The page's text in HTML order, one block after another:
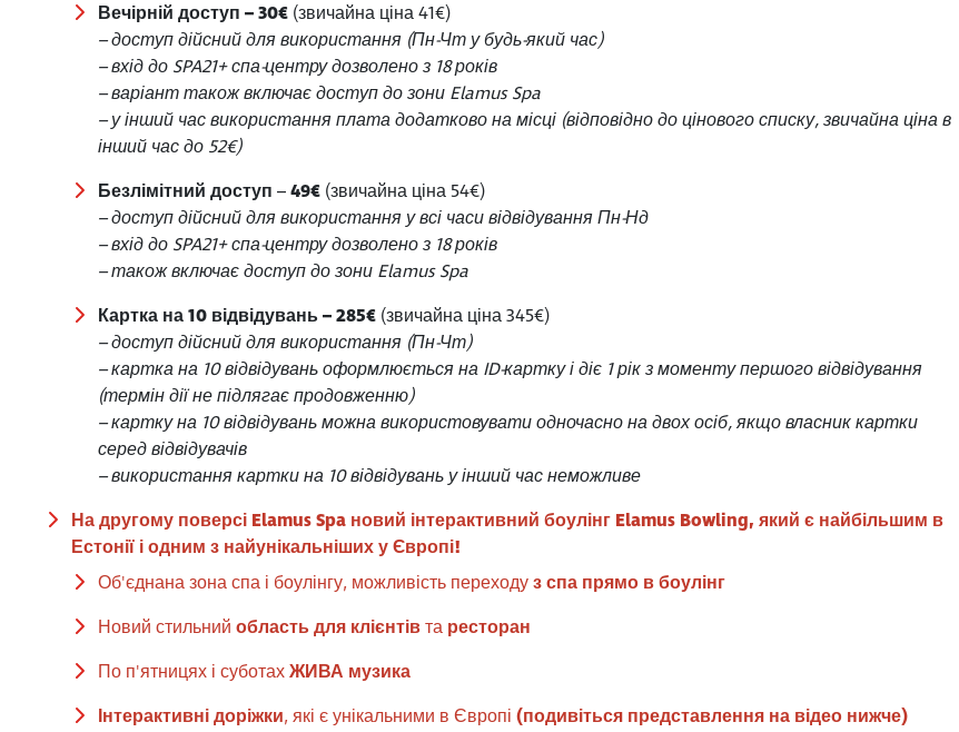
Вечірній доступ – 30€ (звичайна ціна 41€)
– доступ дійсний для використання (Пн-Чт у будь-який час)
– вхід до SPA21+ спа-центру дозволено з 18 років
– варіант також включає доступ до зони Elamus Spa
– у інший час використання плата додатково на місці (відповідно до цінового списку, звичайна ціна в
інший час до 52€)
Безлімітний доступ –49€ (звичайна ціна 54€)
– доступ дійсний для використання у всі часи відвідування Пн-Нд
– вхід до SPA21+ спа-центру дозволено з 18 років
– також включає доступ до зони Elamus Spa
Картка на 10 відвідувань – 285€ (звичайна ціна 345€)
– доступ дійсний для використання (Пн-Чт)
– картка на 10 відвідувань оформлюється на ID-картку і діє 1 рік з моменту першого відвідування
(термін дії не підлягає продовженню)
– картку на 10 відвідувань можна використовувати одночасно на двох осіб, якщо власник картки
серед відвідувачів
– використання картки на 10 відвідувань у інший час неможливе
На другому поверсі Elamus Spa новий інтерактивний боулінг Elamus Bowling, який є найбільшим в
Естонії і одним з найунікальніших у Європі!
Об'єднана зона спа і боулінгу, можливість переходуз спа прямо в боулінг
Новий стильний область для клієнтівта ресторан
По п'ятницях і суботахЖИВА музика
Інтерактивні доріжки, які є унікальними в Європі (подивіться представлення на відео нижче)